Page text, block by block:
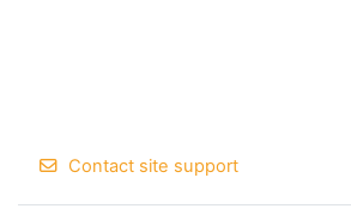
Contact site support